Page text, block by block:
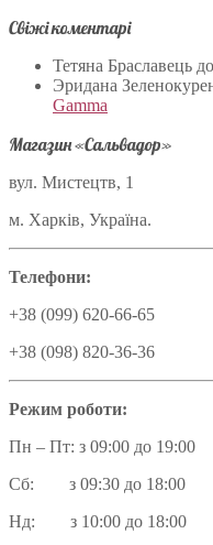
Свіжі коментарі
Тетяна Браславець до
Эридана
Gamma
Магазин «Сальвадор»
вул. Мистецтв, 1
м. Харків, Україна.
Телефони:
+38 (099) 620-66-65
+38 (098) 820-36-36
Режим роботи:
Пн – Пт: з 09:00 до 19:00
Сб: з 09:30 до 18:00
Нд: з 10:00 до 18:00